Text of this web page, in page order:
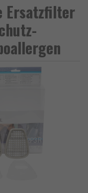
Ersatzfilter